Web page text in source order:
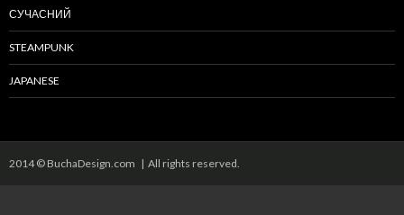
СУЧАСНИЙ
STEAMPUNK
JAPANESE
2014 © BuchaDesign.com | All rights reserved.